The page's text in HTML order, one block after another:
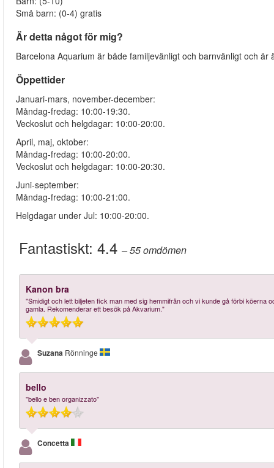
Små barn: (0-4) gratis
Är detta något för mig?
Barcelona Aquarium är både familjevänligt och barnvänligt och
Öppettider
Januari-mars, november-december:
Måndag-fredag: 10:00-19:30.
Veckoslut och helgdagar: 10:00-20:00.
April, maj, oktober:
Måndag-fredag: 10:00-20:00.
Veckoslut och helgdagar: 10:00-20:30.
Juni-september:
Måndag-fredag: 10:00-21:00.
Helgdagar under Jul: 10:00-20:00.
Fantastiskt: 4.4 – 55omdömen
Kanon bra
"Smidigt och lett biljeten fick man med sig hemmifrån och vi kunde gå förbi
gamla. Rekomenderar ett besök på Akvarium."
Suzana Rönninge
bello
"bello e ben organizzato"
Concetta